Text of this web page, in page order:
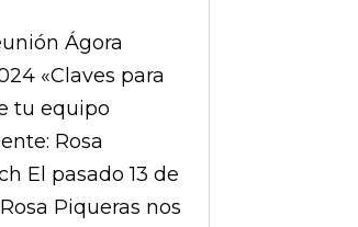
Ágora
«Claves para
tu equipo
Rosa
El pasado 13 de
Piqueras nos